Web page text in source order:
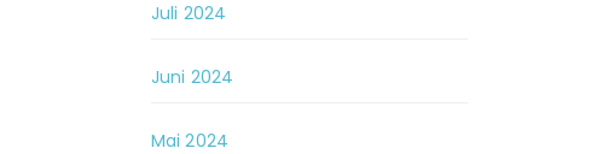
Juli 2024
Juni 2024
Mai 2024